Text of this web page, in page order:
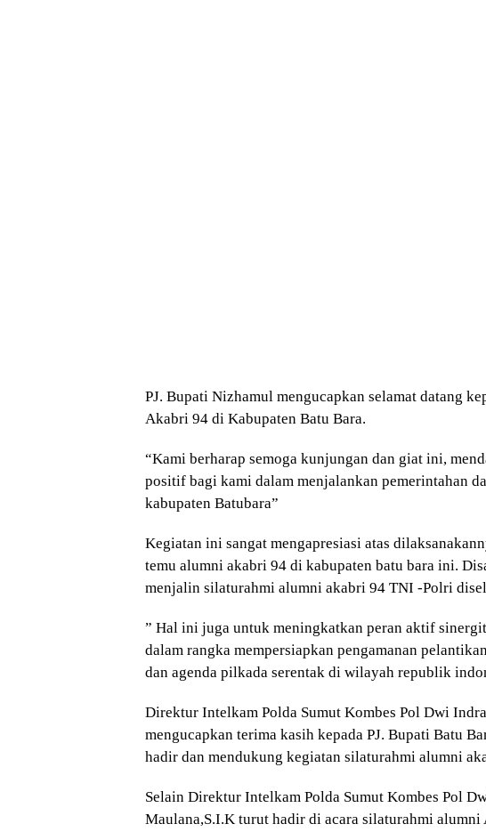
PJ. Bupati Nizhamul mengucapkan selamat datang
Akabri 94 di Kabupaten Batu Bara.
“Kami berharap semoga kunjungan dan giat ini,
positif bagi kami dalam menjalankan pemerintahan
kabupaten Batubara”
Kegiatan ini sangat mengapresiasi atas
temu alumni akabri 94 di kabupaten batu bara ini.
menjalin silaturahmi alumni akabri 94 TNI -Polri
” Hal ini juga untuk meningkatkan peran aktif
dalam rangka mempersiapkan pengamanan
dan agenda pilkada serentak di wilayah republik
Direktur Intelkam Polda Sumut Kombes Pol Dwi
mengucapkan terima kasih kepada PJ. Bupati Batu
hadir dan mendukung kegiatan silaturahmi alumni
Selain Direktur Intelkam Polda Sumut Kombes Pol
Maulana,S.I.K turut hadir di acara silaturahmi